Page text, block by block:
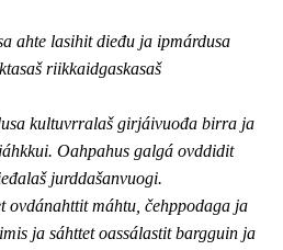
ahte lasihit dieđu ja ipmárdusa
riikkaidgaskasaš
kultuvrralaš girjáivuođa birra ja
Oahpahus galgá ovddidit
jurddašanvuogi.
máhtu, čehppodaga ja
ja sáhttet oassálastit bargguin ja